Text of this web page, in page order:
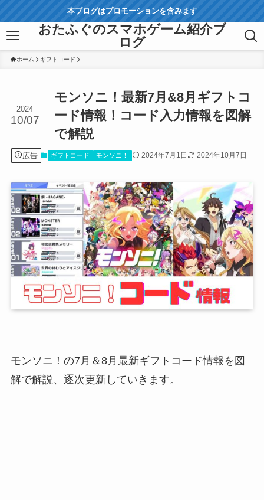
本ブログはプロモーションを含みます
おたふぐのスマホゲーム紹介ブ
ログ
ホーム ギフトコード
モンソニ！最新7月&8月ギフトコ
ード情報！コード入力情報を図解
で解説
2024
10/07
広告 ギフトコード モンソニ！ 2024年7月1日 2024年10月7日
モンソニ！の7月＆8月最新ギフトコード情報を図
解で解説、逐次更新していきます。